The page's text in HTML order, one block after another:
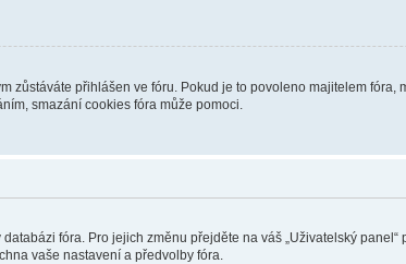
zůstáváte přihlášen ve fóru. Pokud je to povoleno majitelem
smazání cookies fóra může pomoci.
fóra. Pro jejich změnu přejděte na váš „Uživatelský
vaše nastavení a předvolby fóra.